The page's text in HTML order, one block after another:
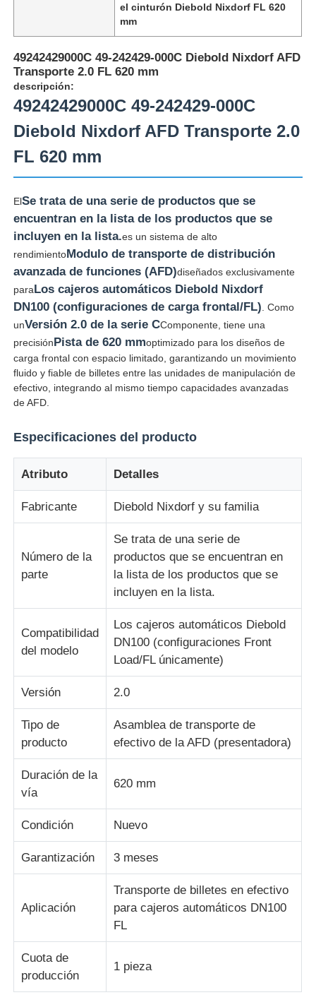
Productos
Videos
Visita a la fábrica
Control de Calidad
Contacto
Todos los casos
Piezas para cajeros automáticos Diebold
Piezas para cajeros automáticos NCR
Piezas de cajero automático Wincor
Partes de cajeros automáticos Hyosung
Partes de cajeros automáticos de Fujitsu
Componentes de cajeros automáticos de Hitachi
Piezas del cajero automático de GRG
el cinturón Diebold Nixdorf FL 620
mm
49242429000C 49-242429-000C Diebold Nixdorf AFD
Transporte 2.0 FL 620 mm
descripción:
49242429000C 49-242429-000C
Diebold Nixdorf AFD Transporte 2.0
FL 620 mm
ElSe trata de una serie de productos que se
encuentran en la lista de los productos que se
incluyen en la lista.es un sistema de alto
rendimientoModulo de transporte de distribución
avanzada de funciones (AFD)diseñados exclusivamente
paraLos cajeros automáticos Diebold Nixdorf
DN100 (configuraciones de carga frontal/FL) . Como
unVersión 2.0 de la serie CComponente, tiene una
precisiónPista de 620 mmoptimizado para los diseños de
carga frontal con espacio limitado, garantizando un movimiento
fluido y fiable de billetes entre las unidades de manipulación de
efectivo, integrando al mismo tiempo capacidades avanzadas
de AFD.
Especificaciones del producto
Atributo Detalles
Fabricante Diebold Nixdorf y su familia
Número de la
parte
Se trata de una serie de
productos que se encuentran en
la lista de los productos que se
incluyen en la lista.
Compatibilidad
del modelo
Los cajeros automáticos Diebold
DN100 (configuraciones Front
Load/FL únicamente)
Versión 2.0
Tipo de
producto
Asamblea de transporte de
efectivo de la AFD (presentadora)
Duración de la
vía
620 mm
Condición Nuevo
Garantización 3 meses
Aplicación
Transporte de billetes en efectivo
para cajeros automáticos DN100
FL
Cuota de
producción
1 pieza